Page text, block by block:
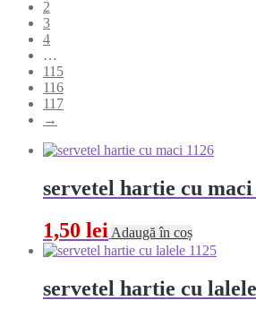
2
3
4
…
115
116
117
→
servetel hartie cu maci
1,50 lei Adaugă în coș
servetel hartie cu